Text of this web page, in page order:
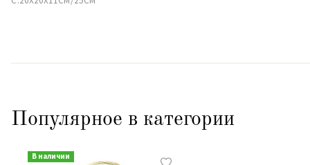
Популярное в категории
В наличии